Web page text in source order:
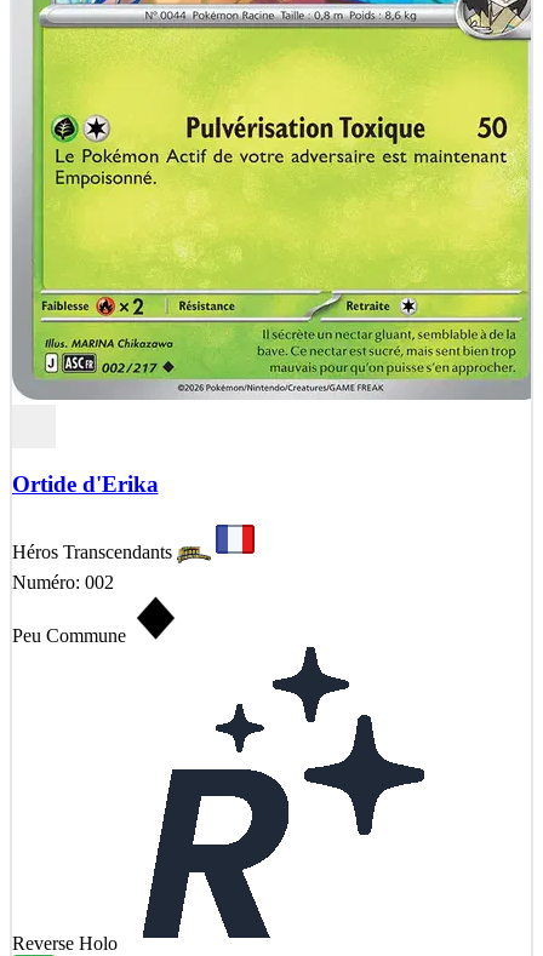
Ortide d'Erika
Héros Transcendants
Numéro: 002
Peu Commune
Reverse Holo